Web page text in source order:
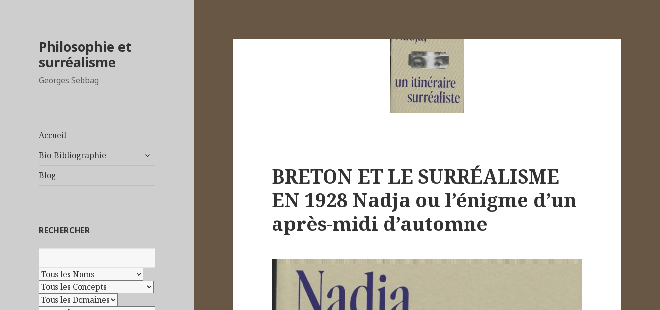
Philosophie et
surréalisme
Georges Sebbag
Accueil
Bio-Bibliographie
Blog
RECHERCHER
BRETON ET LE SURRÉALISME
EN 1928 Nadja ou l’énigme d’un
après-midi d’automne